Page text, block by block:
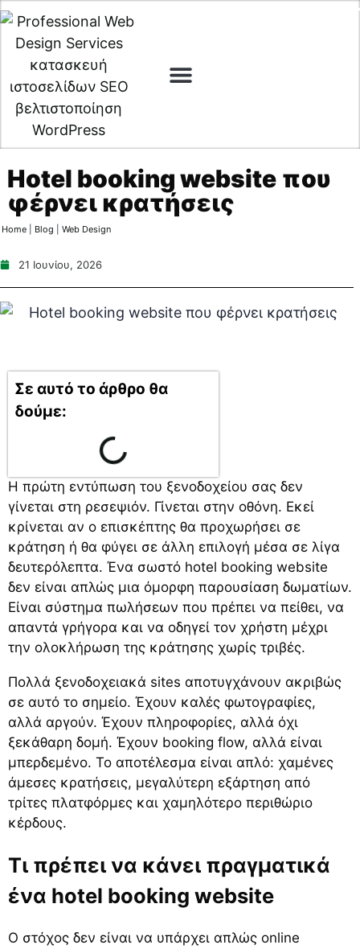
Hotel booking website που
φέρνει κρατήσεις
Home| Blog Web Design
21 Ιουνίου, 2026
Σε αυτό το άρθρο θα
δούμε:
Η πρώτη εντύπωση του ξενοδοχείου σας δεν
γίνεται στη ρεσεψιόν. Γίνεται στην οθόνη. Εκεί
κρίνεται αν ο επισκέπτης θα προχωρήσει σε
κράτηση ή θα φύγει σε άλλη επιλογή μέσα σε λίγα
δευτερόλεπτα. Ένα σωστό hotel booking website
δεν είναι απλώς μια όμορφη παρουσίαση δωματίων.
Είναι σύστημα πωλήσεων που πρέπει να πείθει, να
απαντά γρήγορα και να οδηγεί τον χρήστη μέχρι
την ολοκλήρωση της κράτησης χωρίς τριβές.
Πολλά ξενοδοχειακά sites αποτυγχάνουν ακριβώς
σε αυτό το σημείο. Έχουν καλές φωτογραφίες,
αλλά αργούν. Έχουν πληροφορίες, αλλά όχι
ξεκάθαρη δομή. Έχουν booking flow, αλλά είναι
μπερδεμένο. Το αποτέλεσμα είναι απλό: χαμένες
άμεσες κρατήσεις, μεγαλύτερη εξάρτηση από
τρίτες πλατφόρμες και χαμηλότερο περιθώριο
κέρδους.
Τι πρέπει να κάνει πραγματικά
ένα hotel booking website
Ο στόχος δεν είναι να υπάρχει απλώς online